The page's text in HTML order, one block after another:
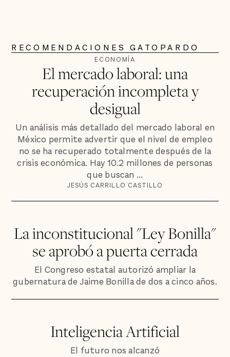
RECOMENDACIONES GATOPARDO
ECONOMÍA
El mercado laboral: una
recuperación incompleta y
desigual
Un análisis más detallado del mercado laboral en
México permite advertir que el nivel de empleo
no se ha recuperado totalmente después de la
crisis económica. Hay 10.2 millones de personas
que buscan ...
JESÚS CARRILLO CASTILLO
La inconstitucional "Ley Bonilla"
se aprobó a puerta cerrada
El Congreso estatal autorizó ampliar la
gubernatura de Jaime Bonilla de dos a cinco años.
Inteligencia Artificial
El futuro nos alcanzó